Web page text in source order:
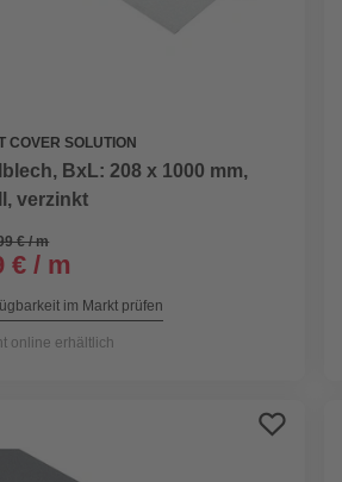
COVER SOLUTION
BxL: 208 x 1000 mm,
verzinkt
€ / m
€ / m
im Markt prüfen
online erhältlich